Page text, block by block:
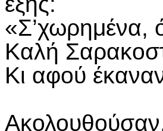
«Σ’χωρημένα,
Καλή
Κι αφού